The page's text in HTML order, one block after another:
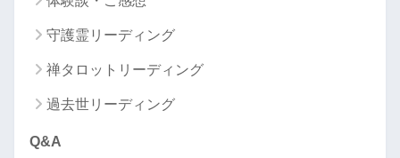
守護霊リーディング
禅タロットリーディング
過去世リーディング
Q&A